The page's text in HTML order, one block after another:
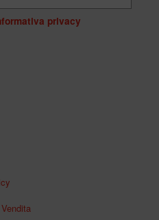
privacy